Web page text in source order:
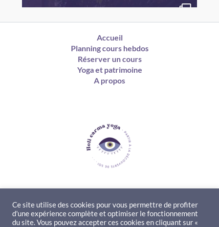
Accueil
Planning cours hebdos
Réserver un cours
Yoga et patrimoine
A propos
Contact
Ce site utilise des cookies pour vous permettre de profiter
d'une expérience complète et optimiser le fonctionnement
du site. Vous pouvez accepter ces cookies en cliquant sur «